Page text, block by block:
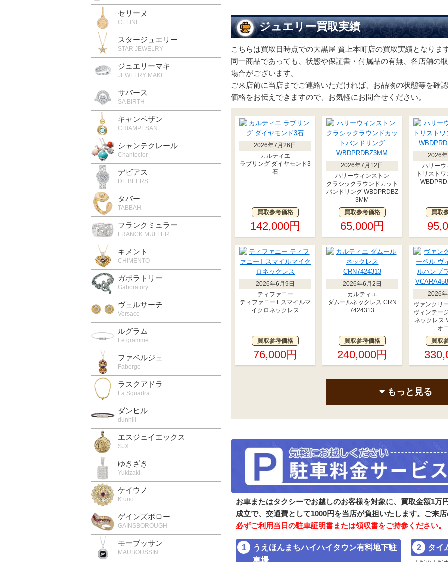
ジュエリー買取実績
こちらは買取日時点での大黒屋 質上本町店の買取実績となりま
同一商品であっても、状態や保証書・付属品の有無、各店舗の
場合がございます。
ご来店前に当店までご連絡いただければ、お品物の状態等を確
価格をお伝えできますので、お気軽にお問合せください。
2026年7月26日
カルティエ
ラブリング ダイヤモンド3
石
買取参考価格
142,000円
2026年7月12日
ハリーウィンストン
クラシックラウンドカット
バンドリング WBDPRDBZ
3MM
買取参考価格
65,000円
2026
ハリーウ
トリスト
買取
2026年6月9日
ティファニー
ティファニーT スマイルマ
イクロネックレス
買取参考価格
76,000円
2026年6月2日
カルティエ
ダムールネックレス CRN
7424313
買取参考価格
240,000円
2026
ヴァンクリ
ヴィンテー
ネックレス
オ
買取
もっと見る
お車またはタクシーでお越しのお客様を対象に、買取金額1万
成立で、交通費として1000円を当店が負担いたします。ご来
必ずご利用当日の駐車証明書または領収書をご持参ください。
うえほんまちハイハイタウン有料地下駐
タイ
セリーヌ
CELINE
スタージュエリー
STAR JEWELRY
ジュエリーマキ
JEWELRY MAKI
サバース
SA BIRTH
キャンペザン
CHIAMPESAN
シャンテクレール
Chantecler
デビアス
DE BEERS
タバー
TABBAH
フランクミュラー
FRANCK MULLER
キメント
CHIMENTO
ガボラトリー
Gaboratory
ヴェルサーチ
Versace
ルグラム
Le gramme
ファベルジェ
Faberge
ラスクアドラ
La Squadra
ダンヒル
dunhill
エスジェイエックス
SJX
ゆきざき
Yukizaki
ケイウノ
K.uno
ゲインズボロー
GAINSBOROUGH
モーブッサン
MAUBOUSSIN